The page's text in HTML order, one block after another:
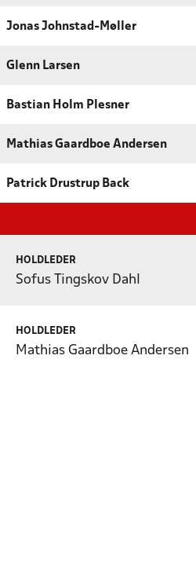
Jonas Johnstad-Møller
Glenn Larsen
Bastian Holm Plesner
Mathias Gaardboe Andersen
Patrick Drustrup Back
HOLDLEDER
Sofus Tingskov Dahl
HOLDLEDER
Mathias Gaardboe Andersen